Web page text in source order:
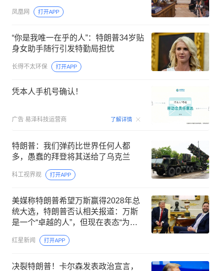
凤凰网 打开APP
“你是我唯一在乎的人”：特朗普34岁贴
身女助手随行引发特勤局担忧
长得不太环保 打开APP
凭本人手机号确认！
广告 易泽科技运营商 了解详情
特朗普：我们弹药比世界任何人都
多，愚蠢的拜登将其送给了乌克兰
科工视界观 打开APP
美媒称特朗普希望万斯赢得2028年总
统大选，特朗普否认相关报道：万斯
是一个“卓越的人”，但现在表态“为时
红星新闻 打开APP
决裂特朗普！卡尔森发表政治宣言，